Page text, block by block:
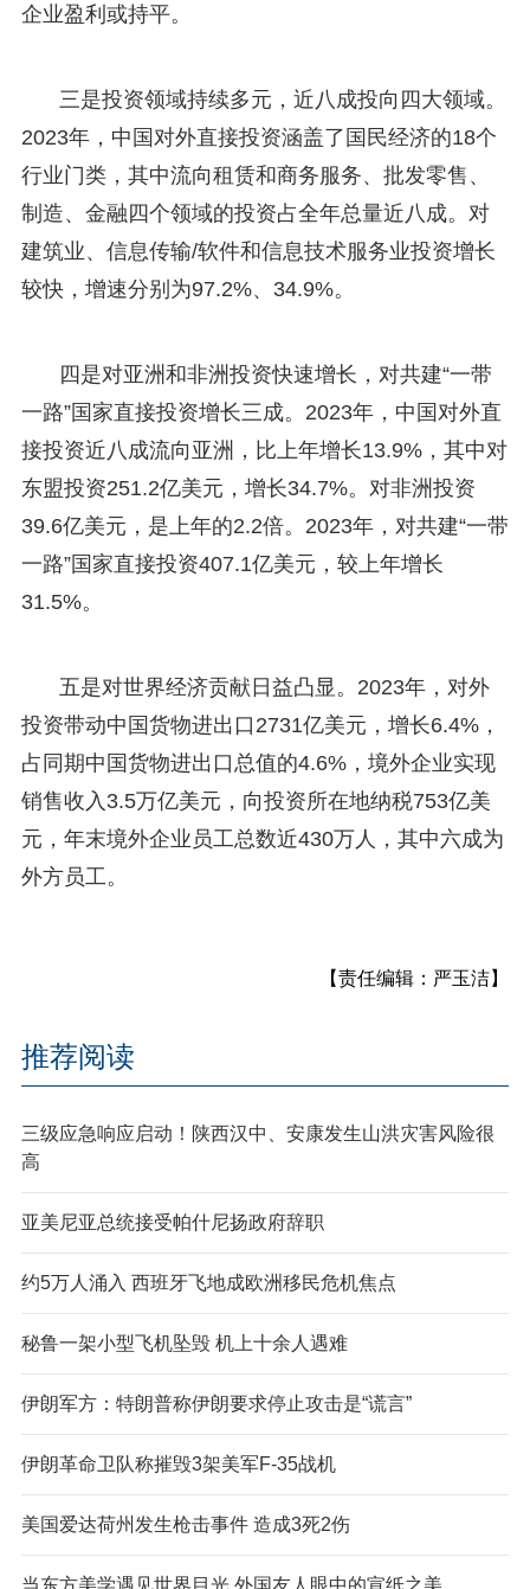
企业盈利或持平。
三是投资领域持续多元，近八成投向四大领域。
2023年，中国对外直接投资涵盖了国民经济的18个
行业门类，其中流向租赁和商务服务、批发零售、
制造、金融四个领域的投资占全年总量近八成。对
建筑业、信息传输/软件和信息技术服务业投资增长
较快，增速分别为97.2%、34.9%。
四是对亚洲和非洲投资快速增长，对共建“一带
一路”国家直接投资增长三成。2023年，中国对外直
接投资近八成流向亚洲，比上年增长13.9%，其中对
东盟投资251.2亿美元，增长34.7%。对非洲投资
39.6亿美元，是上年的2.2倍。2023年，对共建“一带
一路”国家直接投资407.1亿美元，较上年增长
31.5%。
五是对世界经济贡献日益凸显。2023年，对外
投资带动中国货物进出口2731亿美元，增长6.4%，
占同期中国货物进出口总值的4.6%，境外企业实现
销售收入3.5万亿美元，向投资所在地纳税753亿美
元，年末境外企业员工总数近430万人，其中六成为
外方员工。
【责任编辑：严玉洁】
推荐阅读
三级应急响应启动！陕西汉中、安康发生山洪灾害风险很
高
亚美尼亚总统接受帕什尼扬政府辞职
约5万人涌入 西班牙飞地成欧洲移民危机焦点
秘鲁一架小型飞机坠毁 机上十余人遇难
伊朗军方：特朗普称伊朗要求停止攻击是“谎言”
伊朗革命卫队称摧毁3架美军F-35战机
美国爱达荷州发生枪击事件 造成3死2伤
当东方美学遇见世界目光 外国友人眼中的宣纸之美